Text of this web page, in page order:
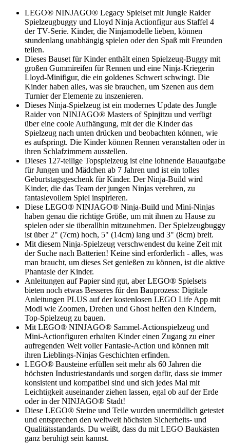
LEGO® NINJAGO® Legacy Spielset mit Jungle Raider
Spielzeugbuggy und Lloyd Ninja Actionfigur aus Staffel 4
der TV-Serie. Kinder, die Ninjamodelle lieben, können
stundenlang unabhängig spielen oder den Spaß mit Freunden
teilen.
Dieses Bauset für Kinder enthält einen Spielzeug-Buggy mit
großen Gummireifen für Rennen und eine Ninja-Kriegerin
Lloyd-Minifigur, die ein goldenes Schwert schwingt. Die
Kinder haben alles, was sie brauchen, um Szenen aus dem
Turnier der Elemente zu inszenieren.
Dieses Ninja-Spielzeug ist ein modernes Update des Jungle
Raider von NINJAGO® Masters of Spinjitzu und verfügt
über eine coole Aufhängung, mit der die Kinder das
Spielzeug nach unten drücken und beobachten können, wie
es aufspringt. Die Kinder können Rennen veranstalten oder in
ihren Schlafzimmern ausstellen.
Dieses 127-teilige Topspielzeug ist eine lohnende Bauaufgabe
für Jungen und Mädchen ab 7 Jahren und ist ein tolles
Geburtstagsgeschenk für Kinder. Der Ninja-Build wird
Kinder, die das Team der jungen Ninjas verehren, zu
fantasievollem Spiel inspirieren.
Diese LEGO® NINJAGO® Ninja-Build und Mini-Ninjas
haben genau die richtige Größe, um mit ihnen zu Hause zu
spielen oder sie überallhin mitzunehmen. Der Spielzeugbuggy
ist über 2" (7cm) hoch, 5" (14cm) lang und 3" (8cm) breit.
Mit diesem Ninja-Spielzeug verschwendest du keine Zeit mit
der Suche nach Batterien! Keine sind erforderlich - alles, was
man braucht, um dieses Set genießen zu können, ist die aktive
Phantasie der Kinder.
Anleitungen auf Papier sind gut, aber LEGO® Spielsets
bieten noch etwas Besseres für den Bauprozess: Digitale
Anleitungen PLUS auf der kostenlosen LEGO Life App mit
Modi wie Zoomen, Drehen und Ghost helfen den Kindern,
Top-Spielzeug zu bauen.
Mit LEGO® NINJAGO® Sammel-Actionspielzeug und
Mini-Actionfiguren erhalten Kinder einen Zugang zu einer
aufregenden Welt voller Fantasie-Action und können mit
ihren Lieblings-Ninjas Geschichten erfinden.
LEGO® Bausteine erfüllen seit mehr als 60 Jahren die
höchsten Industriestandards und sorgen dafür, dass sie immer
konsistent und kompatibel sind und sich jedes Mal mit
Leichtigkeit auseinander ziehen lassen, egal ob auf der Erde
oder in der NINJAGO® Stadt!
Diese LEGO® Steine und Teile wurden unermüdlich getestet
und entsprechen den weltweit höchsten Sicherheits- und
Qualitätsstandards. Du weißt, dass du mit LEGO Baukästen
ganz beruhigt sein kannst.